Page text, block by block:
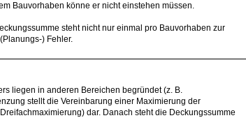
Bauvorhaben könne er nicht einstehen müssen.
steht nicht nur einmal pro Bauvorhaben zur
) Fehler.
liegen in anderen Bereichen begründet (z. B.
stellt die Vereinbarung einer Maximierung der
dar. Danach steht die Deckungssumme